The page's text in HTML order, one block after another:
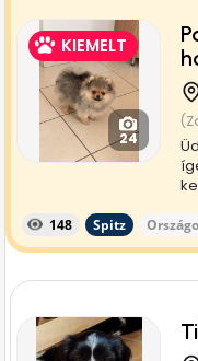
KIEMELT
24
148 Spitz